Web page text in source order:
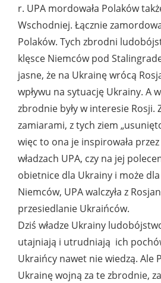
r. UPA mordowała Polaków
Wschodniej. Łącznie
Polaków. Tych zbrodni
klęsce Niemców pod
jasne, że na Ukrainę wrócą
wpływu na sytuację Ukrainy. A
zbrodnie były w interesie Rosji.
zamiarami, z tych ziem
więc to ona je inspirowała
władzach UPA, czy na jej
obietnice dla Ukrainy i może dla
Niemców, UPA walczyła z
przesiedlanie Ukraińców.
Dziś władze Ukrainy
utajniają i utrudniają ich
Ukraińcy nawet nie wiedzą. Ale
Ukrainę wojną za te zbrodnie,